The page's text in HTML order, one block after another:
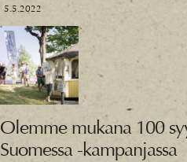
5.5.2022
Olemme mukana 100
Suomessa -kampanjassa